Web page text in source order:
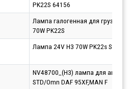
PK22S 64156
Лампа галогенная для
70W PK22S
Лампа 24V H3 70W PK22s
NV48700_(H3) лампа для автом.
STD/Omn DAF 95XF,MAN F